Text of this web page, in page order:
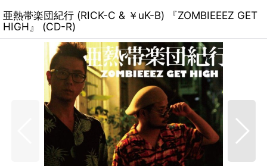
亜熱帯楽団紀行 (RICK-C & ￥uK-B) 『ZOMBIEEEZ GET
HIGH』 (CD-R)